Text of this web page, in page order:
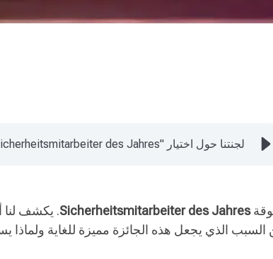
لجنتنا حول اختيار "Sicherheitsmitarbeiter des Jahres"
Sicherheitsmitarbeiter des Jahres. يكشف لنا
الذي يجعل هذه الجائزة مميزة للغاية ولماذا